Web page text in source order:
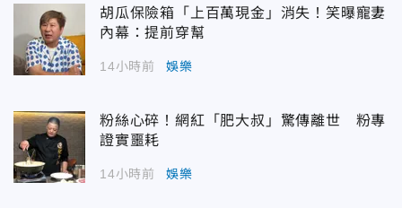
胡瓜保險箱「上百萬現金」消失！笑曝寵妻
內幕：提前穿幫
14小時前 娛樂
粉絲心碎！網紅「肥大叔」驚傳離世 粉專
證實噩耗
14小時前 娛樂